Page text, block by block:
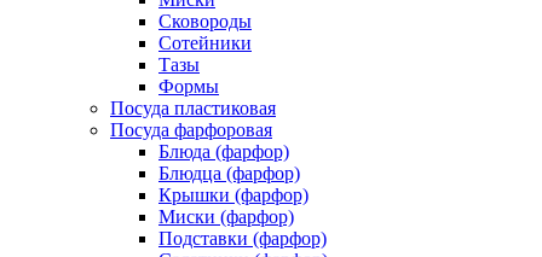
Сковороды
Сотейники
Тазы
Формы
Посуда пластиковая
Посуда фарфоровая
Блюда (фарфор)
Блюдца (фарфор)
Крышки (фарфор)
Миски (фарфор)
Подставки (фарфор)